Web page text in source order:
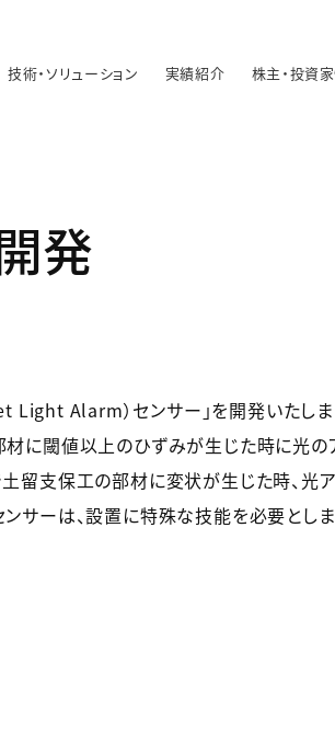
技術・ソリューション 実績紹介 株主・投資
発
Alarm）センサー」を開発いたしま
に閾値以上のひずみが生じた時に光
留支保工の部材に変状が生じた時、光
サーは、設置に特殊な技能を必要としま